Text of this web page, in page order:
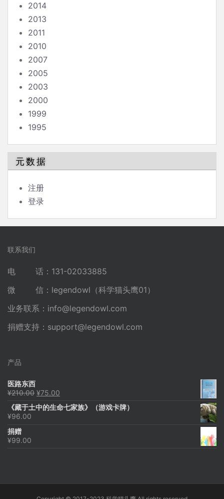
2014
2013
2011
2010
2007
2005
2003
2000
1999
1995
元数据
注册
登录
联系我们
电 话：131-02033885
微 信：legendowl（科学猫头鹰01）
业务联系： info@legendowl.com
捐赠支持： support@legendowl.com
产品
医路东西
¥210.00 原
为：
¥75.00
价
《藏于土中的生命七家族》（游戏卡牌）
¥96.00
捐赠
¥99.00